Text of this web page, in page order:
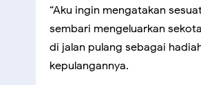
“Aku ingin mengatakan
sembari mengeluarkan
di jalan pulang sebagai
kepulangannya.